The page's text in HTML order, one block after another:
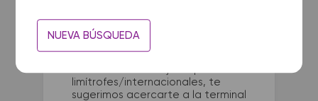
NUEVA BÚSQUEDA
Para viajes nacionales es
limítrofes/internacionales, te
sugerimos acercarte a la terminal